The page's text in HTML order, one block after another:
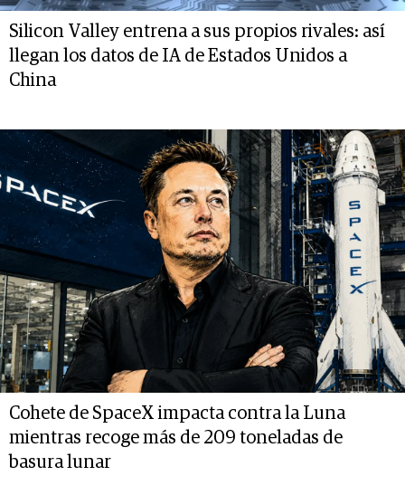
Silicon Valley entrena a sus propios rivales: así
llegan los datos de IA de Estados Unidos a
China
Cohete de SpaceX impacta contra la Luna
mientras recoge más de 209 toneladas de
basura lunar